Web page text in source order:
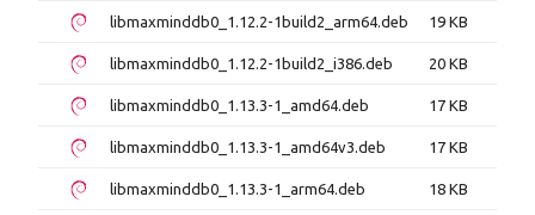
libmaxminddb0_1.12.2-1build2_arm64.deb 19 KB
libmaxminddb0_1.12.2-1build2_i386.deb 20 KB
libmaxminddb0_1.13.3-1_amd64.deb 17 KB
libmaxminddb0_1.13.3-1_amd64v3.deb 17 KB
libmaxminddb0_1.13.3-1_arm64.deb 18 KB